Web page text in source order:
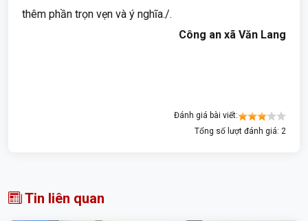
thêm phần trọn vẹn và ý nghĩa./.
Công an xã Văn Lang
Đánh giá bài viết:
Tổng số lượt đánh giá: 2
Tin liên quan